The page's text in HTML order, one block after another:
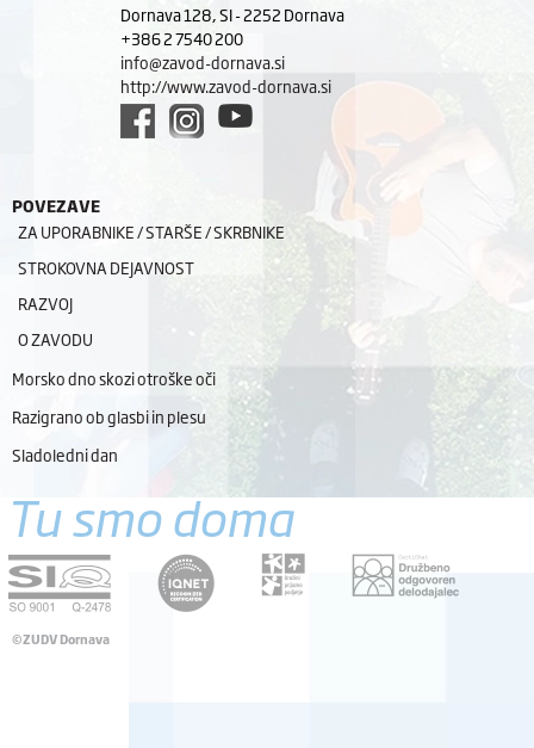
Dornava 128, SI - 2252 Dornava
+386 2 7540 200
info@zavod-dornava.si
http://www.zavod-dornava.si
POVEZAVE
ZA UPORABNIKE / STARŠE / SKRBNIKE
STROKOVNA DEJAVNOST
RAZVOJ
O ZAVODU
Morsko dno skozi otroške oči
Razigrano ob glasbi in plesu
Sladoledni dan
Tu smo doma
©ZUDV Dornava